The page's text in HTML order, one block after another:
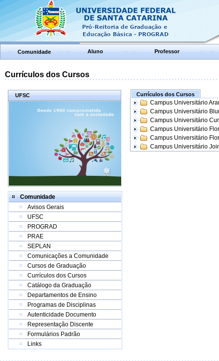
Comunidade Aluno Professor
Currículos dos Cursos
UFSC
Comunidade
Avisos Gerais
UFSC
PROGRAD
PRAE
SEPLAN
Comunicações a Comunidade
Cursos de Graduação
Currículos dos Cursos
Catálogo da Graduação
Departamentos de Ensino
Programas de Disciplinas
Autenticidade Documento
Representação Discente
Formulários Padrão
Links
Currículos dos Cursos
Campus Universitário
Campus Universitário
Campus Universitário
Campus Universitário
Campus Universitário
Campus Universitário